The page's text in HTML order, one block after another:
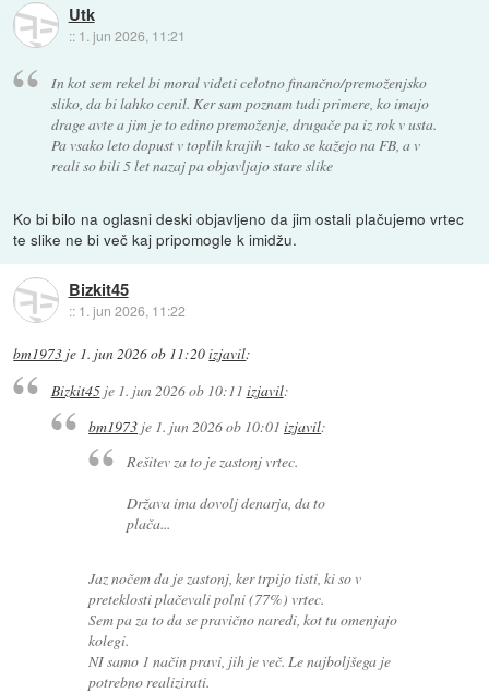
Utk
:: 1. jun 2026, 11:21
In kot sem rekel bi moral videti celotno finančno/premoženjsko
sliko, da bi lahko cenil. Ker sam poznam tudi primere, ko imajo
drage avte a jim je to edino premoženje, drugače pa iz rok v usta.
Pa vsako leto dopust v toplih krajih - tako se kažejo na FB, a v
reali so bili 5 let nazaj pa objavljajo stare slike
Ko bi bilo na oglasni deski objavljeno da jim ostali plačujemo vrtec
te slike ne bi več kaj pripomogle k imidžu.
Bizkit45
:: 1. jun 2026, 11:22
bm1973 je 1. jun 2026 ob 11:20izjavil:
Bizkit45je 1. jun 2026 ob 10:11 izjavil:
bm1973 je 1. jun 2026 ob 10:01 izjavil:
Rešitev za to je zastonj vrtec.
Država ima dovolj denarja, da to
plača...
Jaz nočem da je zastonj, ker trpijo tisti, ki so v
preteklosti plačevali polni (77%) vrtec.
Sem pa za to da se pravično naredi, kot tu omenjajo
kolegi.
NI samo 1 način pravi, jih je več. Le najboljšega je
potrebno realizirati.